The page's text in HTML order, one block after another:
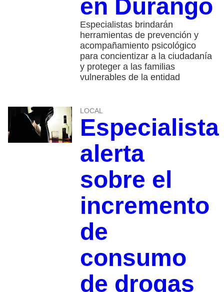
en Durango
Especialistas brindarán
herramientas de prevención y
acompañamiento psicológico
para concientizar a la ciudadanía
y proteger a las familias
vulnerables de la entidad
LOCAL
Especialista
alerta
sobre el
incremento
de
consumo
de drogas